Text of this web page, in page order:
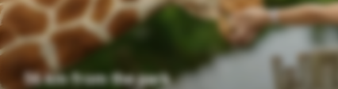
56 km from the park